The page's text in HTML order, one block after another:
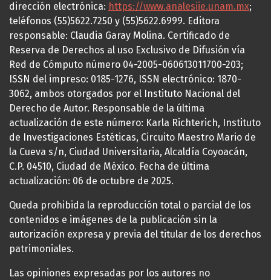
dirección electrónica: https://www.analesiie.unam.mx;
teléfonos (55)5622.7250 y (55)5622.6999. Editora
responsable: Claudia Garay Molina. Certificado de
Reserva de Derechos al uso Exclusivo de Difusión vía
Red de Cómputo número 04-2005-060613011700-203;
ISSN del impreso: 0185-1276, ISSN electrónico: 1870-
3062, ambos otorgados por el Instituto Nacional del
Derecho de Autor. Responsable de la última
actualización de este número: Karla Richterich, Instituto
de Investigaciones Estéticas, Circuito Maestro Mario de
la Cueva s/n, Ciudad Universitaria, Alcaldía Coyoacán,
C.P. 04510, Ciudad de México. Fecha de última
actualización: 06 de octubre de 2025.
Queda prohibida la reproducción total o parcial de los
contenidos e imágenes de la publicación sin la
autorización expresa y previa del titular de los derechos
patrimoniales.
Las opiniones expresadas por los autores no